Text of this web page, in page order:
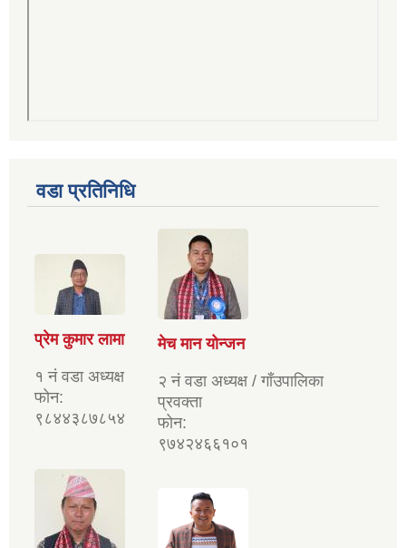
वडा प्रतिनिधि
प्रेम कुमार लामा
१ नं वडा अध्यक्ष
फोन:
९८४४३८७८५४
मेच मान योन्जन
२ नं वडा अध्यक्ष / गाँउपालिका
प्रवक्ता
फोन:
९७४२४६६१०१